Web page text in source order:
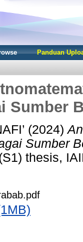
Panduan
Sumber
(2024)
Sumber
thesis,